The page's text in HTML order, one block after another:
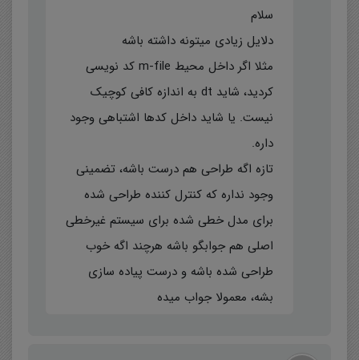
سلام
دلایل زیادی میتونه داشته باشه
مثلا اگر داخل محیط m-file کد نویسی
کردید، شاید dt به اندازه کافی کوچیک
نیست. یا شاید داخل کدها اشتباهی وجود
داره.
تازه اگه طراحی هم درست باشه، تضمینی
وجود نداره که کنترل کننده طراحی شده
برای مدل خطی شده برای سیستم غیرخطی
اصلی هم جوابگو باشه هرچند اگه خوب
طراحی شده باشه و درست پیاده سازی
بشه، معمولا جواب میده